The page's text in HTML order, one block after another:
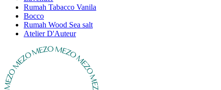
Rumah Tabacco Vanila
Bocco
Rumah Wood Sea salt
Atelier D'Auteur